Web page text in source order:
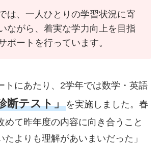
は、一人ひとりの学習状況に寄
ながら、着実な学力向上を目指
ポートを行っています。
トにあたり、2学年では数学・英語
断テスト」を実施しました。春
めて昨年度の内容に向き合うこと
たよりも理解があいまいだった」